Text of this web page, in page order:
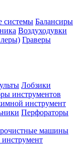
системы Балансиры
Воздуходувки
Граверы
Лобзики
инструментов
инструмент
Перфораторы
машины